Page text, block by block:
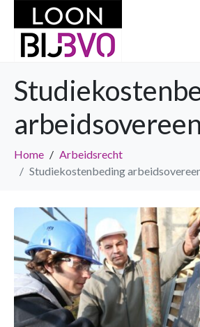
Home
Arbeidsrecht
Studiekostenbeding